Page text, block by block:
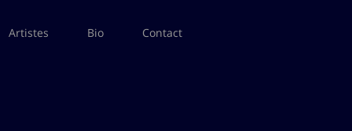
Artistes Bio Contact